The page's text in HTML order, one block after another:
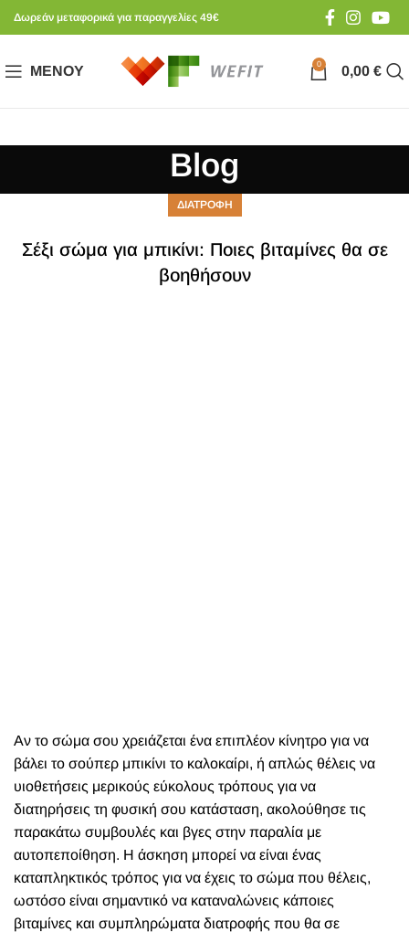
Δωρεάν μεταφορικά για παραγγελίες 49€
ΜΕΝΟΎ 0 0,00 €
Blog
ΔΙΑΤΡΟΦΗ
Σέξι σώμα για μπικίνι: Ποιες βιταμίνες θα σε
βοηθήσουν
Αν το σώμα σου χρειάζεται ένα επιπλέον κίνητρο για να
βάλει το σούπερ μπικίνι το καλοκαίρι, ή απλώς θέλεις να
υιοθετήσεις μερικούς εύκολους τρόπους για να
διατηρήσεις τη φυσική σου κατάσταση, ακολούθησε τις
παρακάτω συμβουλές και βγες στην παραλία με
αυτοπεποίθηση. Η άσκηση μπορεί να είναι ένας
καταπληκτικός τρόπος για να έχεις το σώμα που θέλεις,
ωστόσο είναι σημαντικό να καταναλώνεις κάποιες
βιταμίνες και συμπληρώματα διατροφής που θα σε